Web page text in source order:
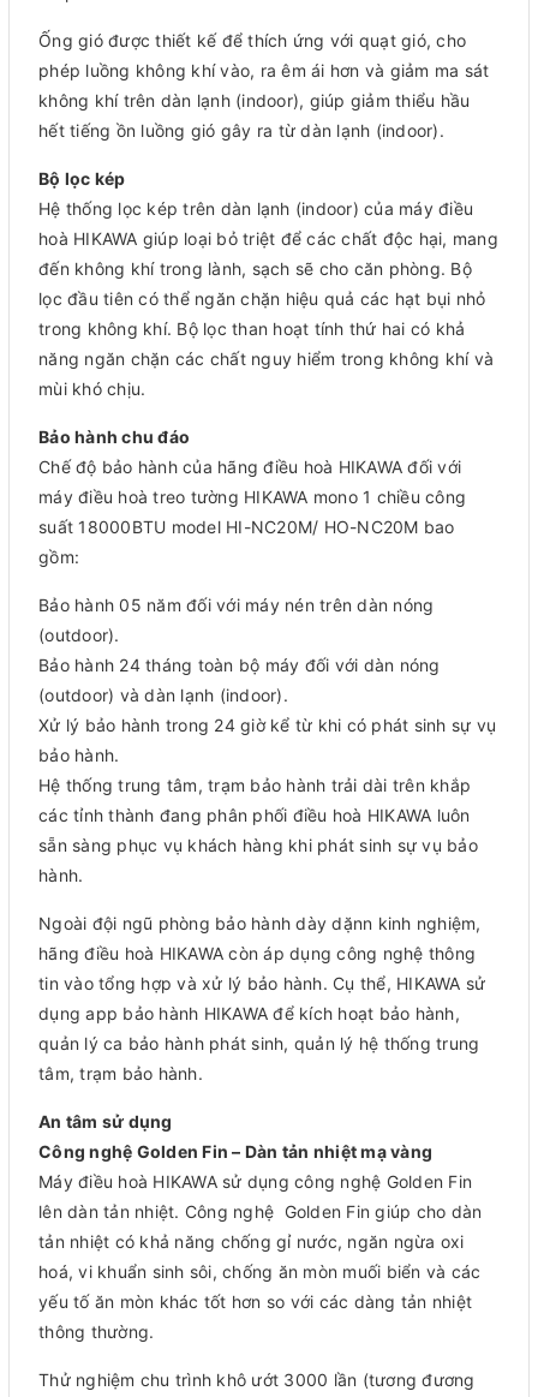
Ống gió được thiết kế để thích ứng với quạt gió, cho
phép luồng không khí vào, ra êm ái hơn và giảm ma sát
không khí trên dàn lạnh (indoor), giúp giảm thiểu hầu
hết tiếng ồn luồng gió gây ra từ dàn lạnh (indoor).
Bộ lọc kép
Hệ thống lọc kép trên dàn lạnh (indoor) của máy điều
hoà HIKAWA giúp loại bỏ triệt để các chất độc hại, mang
đến không khí trong lành, sạch sẽ cho căn phòng. Bộ
lọc đầu tiên có thể ngăn chặn hiệu quả các hạt bụi nhỏ
trong không khí. Bộ lọc than hoạt tính thứ hai có khả
năng ngăn chặn các chất nguy hiểm trong không khí và
mùi khó chịu.
Bảo hành chu đáo
Chế độ bảo hành của hãng điều hoà HIKAWA đối với
máy điều hoà treo tường HIKAWA mono 1 chiều công
suất 18000BTU model HI-NC20M/ HO-NC20M bao
gồm:
Bảo hành 05 năm đối với máy nén trên dàn nóng
(outdoor).
Bảo hành 24 tháng toàn bộ máy đối với dàn nóng
(outdoor) và dàn lạnh (indoor).
Xử lý bảo hành trong 24 giờ kể từ khi có phát sinh sự vụ
bảo hành.
Hệ thống trung tâm, trạm bảo hành trải dài trên khắp
các tỉnh thành đang phân phối điều hoà HIKAWA luôn
sẵn sàng phục vụ khách hàng khi phát sinh sự vụ bảo
hành.
Ngoài đội ngũ phòng bảo hành dày dặnn kinh nghiệm,
hãng điều hoà HIKAWA còn áp dụng công nghệ thông
tin vào tổng hợp và xử lý bảo hành. Cụ thể, HIKAWA sử
dụng app bảo hành HIKAWA để kích hoạt bảo hành,
quản lý ca bảo hành phát sinh, quản lý hệ thống trung
tâm, trạm bảo hành.
An tâm sử dụng
Công nghệ Golden Fin – Dàn tản nhiệt mạ vàng
Máy điều hoà HIKAWA sử dụng công nghệ Golden Fin
lên dàn tản nhiệt. Công nghệ Golden Fin giúp cho dàn
tản nhiệt có khả năng chống gỉ nước, ngăn ngừa oxi
hoá, vi khuẩn sinh sôi, chống ăn mòn muối biển và các
yếu tố ăn mòn khác tốt hơn so với các dàng tản nhiệt
thông thường.
Thử nghiệm chu trình khô ướt 3000 lần (tương đương